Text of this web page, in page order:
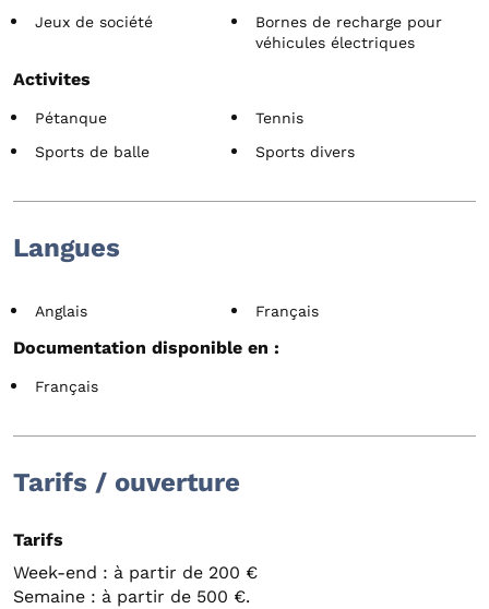
Jeux de société
Bornes de recharge pour
véhicules électriques
Activites
Pétanque
Tennis
Sports de balle
Sports divers
Langues
Anglais Français
Documentation disponible en :
Français
Tarifs / ouverture
Tarifs
Week-end : à partir de 200 €
Semaine : à partir de 500 €.